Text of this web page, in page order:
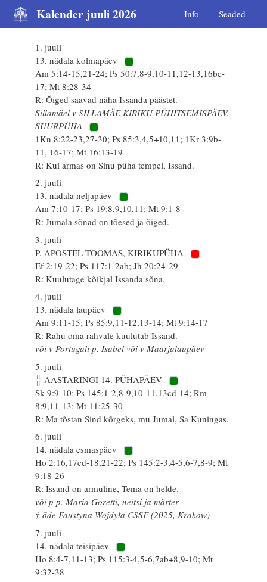
Kalender juuli 2026 Info Seaded
1. juuli
13. nädala kolmapäev
Am 5:14-15,21-24; Ps 50:7,8-9,10-11,12-13,16bc-
17; Mt 8:28-34
R: Õiged saavad näha Issanda päästet.
Sillamäel v SILLAMÄE KIRIKU PÜHITSEMISPÄEV,
SUURPÜHA
1Kn 8:22-23,27-30; Ps 85:3,4,5+10,11; 1Kr 3:9b-
11, 16-17; Mt 16:13-19
R: Kui armas on Sinu püha tempel, Issand.
2. juuli
13. nädala neljapäev
Am 7:10-17; Ps 19:8,9,10,11; Mt 9:1-8
R: Jumala sõnad on tõesed ja õiged.
3. juuli
P. APOSTEL TOOMAS, KIRIKUPÜHA
Ef 2:19-22; Ps 117:1-2ab; Jh 20:24-29
R: Kuulutage kõikjal Issanda sõna.
4. juuli
13. nädala laupäev
Am 9:11-15; Ps 85:9,11-12,13-14; Mt 9:14-17
R: Rahu oma rahvale kuulutab Issand.
või v Portugali p. Isabel või v Maarjalaupäev
5. juuli
╬ AASTARINGI 14. PÜHAPÄEV
Sk 9:9-10; Ps 145:1-2,8-9,10-11,13cd-14; Rm
8:9,11-13; Mt 11:25-30
R: Ma tõstan Sind kõrgeks, mu Jumal, Sa Kuningas.
6. juuli
14. nädala esmaspäev
Ho 2:16,17cd-18,21-22; Ps 145:2-3,4-5,6-7,8-9; Mt
9:18-26
R: Issand on armuline, Tema on helde.
või p p. Maria Goretti, neitsi ja märter
† õde Faustyna Wojdyła CSSF (2025, Krakow)
7. juuli
14. nädala teisipäev
Ho 8:4-7,11-13; Ps 115:3-4,5-6,7ab+8,9-10; Mt
9:32-38